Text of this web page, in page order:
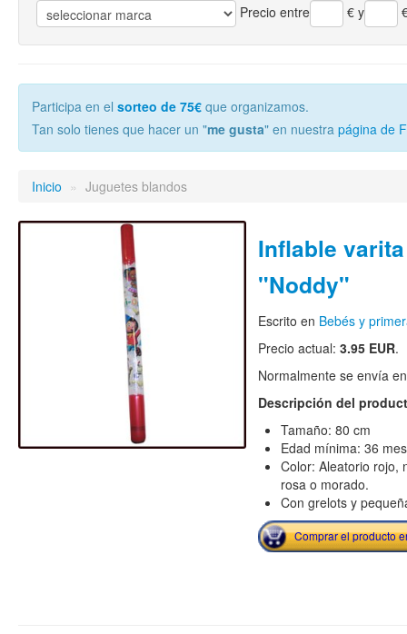
Precio entre €y
Participa en el sorteo de 75€ que organizamos.
Tan solo tienes que hacer un "me gusta" en nuestra página de
Inicio » Juguetes blandos
Inflable varita
"Noddy"
Escrito en Bebés y
Precio actual: 3.95 EUR.
Normalmente se envía
Descripción del
Tamaño: 80 cm
Edad mínima: 36
Color: Aleatorio rojo,
rosa o morado.
Con grelots y
Comprar el producto